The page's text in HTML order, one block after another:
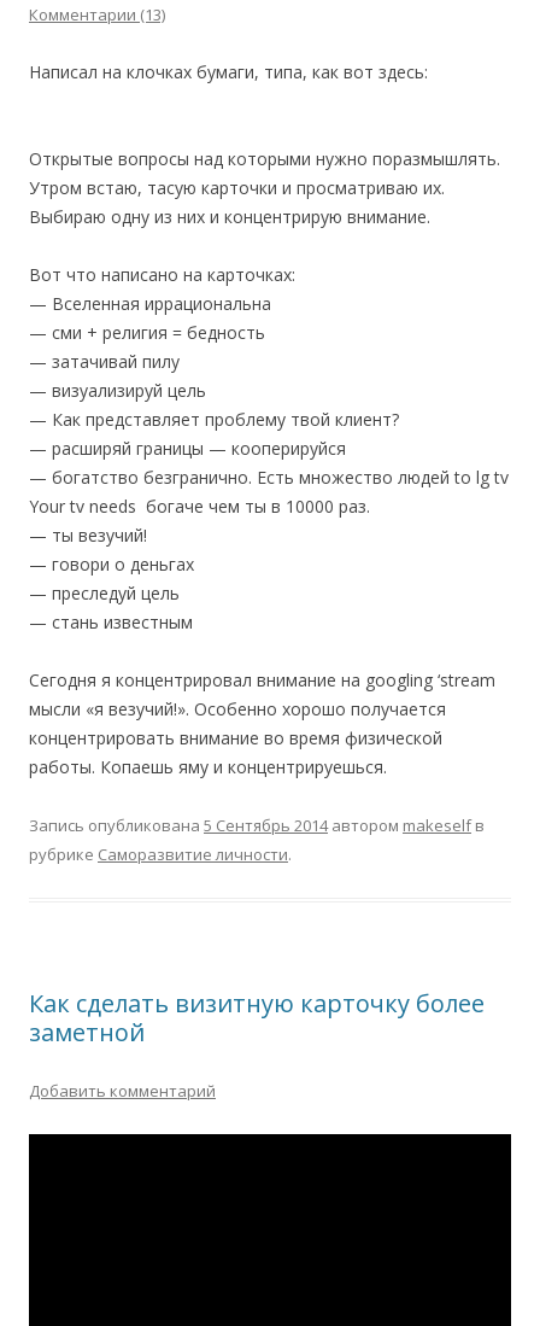
Комментарии (13)
Написал на клочках бумаги, типа, как вот здесь:
Открытые вопросы над которыми нужно поразмышлять.
Утром встаю, тасую карточки и просматриваю их.
Выбираю одну из них и концентрирую внимание.
Вот что написано на карточках:
— Вселенная иррациональна
— сми + религия = бедность
— затачивай пилу
— визуализируй цель
— Как представляет проблему твой клиент?
— расширяй границы — кооперируйся
— богатство безгранично. Есть множество людей to lg tv
Your tv needs богаче чем ты в 10000 раз.
— ты везучий!
— говори о деньгах
— преследуй цель
— стань известным
Сегодня я концентрировал внимание на googling ‘stream
мысли «я везучий!». Особенно хорошо получается
концентрировать внимание во время физической
работы. Копаешь яму и концентрируешься.
Запись опубликована 5 Сентябрь 2014автором makeselfв
рубрике Саморазвитие личности.
Как сделать визитную карточку более
заметной
Добавить комментарий